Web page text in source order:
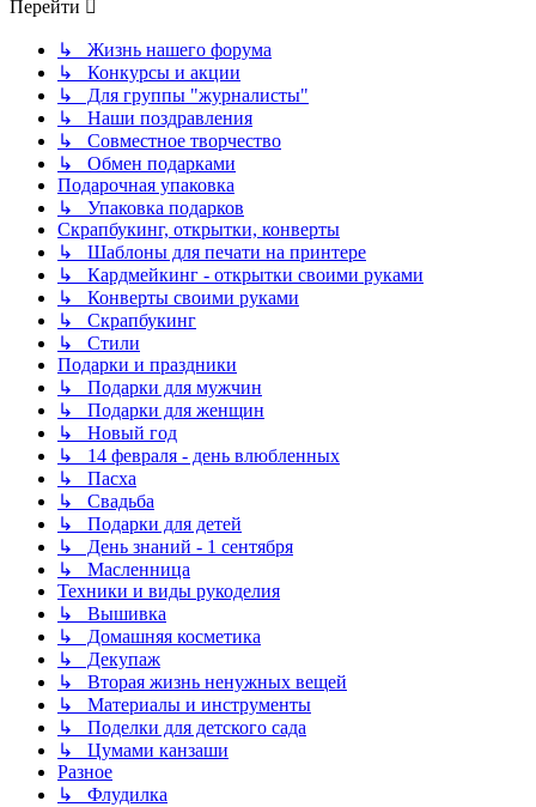
Перейти
↳ Жизнь нашего форума
↳ Конкурсы и акции
↳ Для группы "журналисты"
↳ Наши поздравления
↳ Совместное творчество
↳ Обмен подарками
Подарочная упаковка
↳ Упаковка подарков
Скрапбукинг, открытки, конверты
↳ Шаблоны для печати на принтере
↳ Кардмейкинг - открытки своими руками
↳ Конверты своими руками
↳ Скрапбукинг
↳ Стили
Подарки и праздники
↳ Подарки для мужчин
↳ Подарки для женщин
↳ Новый год
↳ 14 февраля - день влюбленных
↳ Пасха
↳ Свадьба
↳ Подарки для детей
↳ День знаний - 1 сентября
↳ Масленница
Техники и виды рукоделия
↳ Вышивка
↳ Домашняя косметика
↳ Декупаж
↳ Вторая жизнь ненужных вещей
↳ Материалы и инструменты
↳ Поделки для детского сада
↳ Цумами канзаши
Разное
↳ Флудилка